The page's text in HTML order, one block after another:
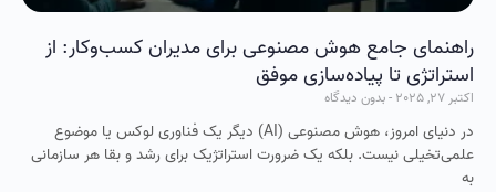
راهنمای جامع هوش مصنوعی برای مدیران کسب‌وکار: از
استراتژی تا پیاده‌سازی موفق
اکتبر 27, 2025 بدون دیدگاه
در دنیای امروز، هوش مصنوعی (AI) دیگر یک فناوری لوکس یا موضوع
علمی‌تخیلی نیست. بلکه یک ضرورت استراتژیک برای رشد و بقا هر سازمانی
به